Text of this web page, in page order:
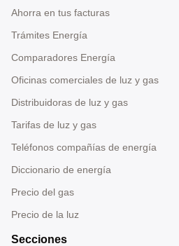
Ahorra en tus facturas
Trámites Energía
Comparadores Energía
Oficinas comerciales de luz y gas
Distribuidoras de luz y gas
Tarifas de luz y gas
Teléfonos compañías de energía
Diccionario de energía
Precio del gas
Precio de la luz
Secciones